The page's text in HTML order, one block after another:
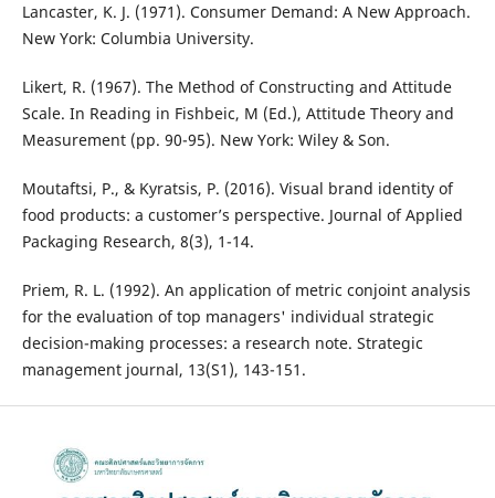
Lancaster, K. J. (1971). Consumer Demand: A New Approach.
New York: Columbia University.
Likert, R. (1967). The Method of Constructing and Attitude
Scale. In Reading in Fishbeic, M (Ed.), Attitude Theory and
Measurement (pp. 90-95). New York: Wiley & Son.
Moutaftsi, P., & Kyratsis, P. (2016). Visual brand identity of
food products: a customer’s perspective. Journal of Applied
Packaging Research, 8(3), 1-14.
Priem, R. L. (1992). An application of metric conjoint analysis
for the evaluation of top managers' individual strategic
decision-making processes: a research note. Strategic
management journal, 13(S1), 143-151.